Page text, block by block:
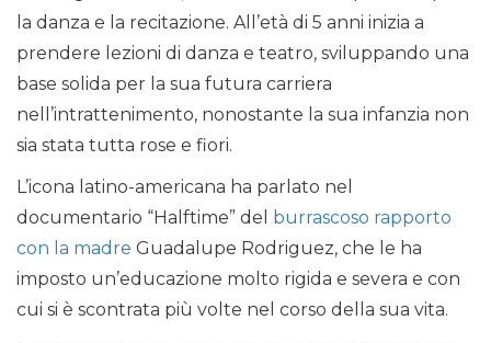
la danza e la recitazione. All’età di 5 anni inizia a
prendere lezioni di danza e teatro, sviluppando una
base solida per la sua futura carriera
nell’intrattenimento, nonostante la sua infanzia non
sia stata tutta rose e fiori.
L’icona latino-americana ha parlato nel
documentario “Halftime” del burrascoso rapporto
con la madre Guadalupe Rodriguez, che le ha
imposto un’educazione molto rigida e severa e con
cui si è scontrata più volte nel corso della sua vita.